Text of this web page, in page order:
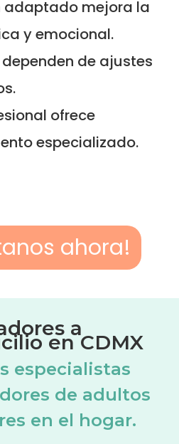
adaptado mejora la
y emocional.
de ajustes
ofrece
especializado.
ahora!
a
en CDMX
especialistas
de adultos
en el hogar.